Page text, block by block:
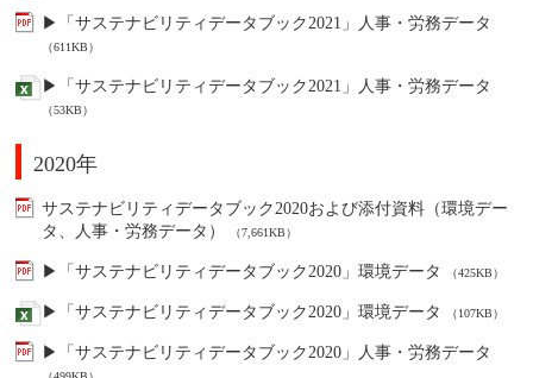
▶「サステナビリティデータブック2021」人事・労務データ
（611KB）
▶「サステナビリティデータブック2021」人事・労務データ
（53KB）
2020年
サステナビリティデータブック2020および添付資料（環境デー
タ、人事・労務データ）
（7,661KB）
▶「サステナビリティデータブック2020」環境データ （425KB）
▶「サステナビリティデータブック2020」環境データ （107KB）
▶「サステナビリティデータブック2020」人事・労務データ